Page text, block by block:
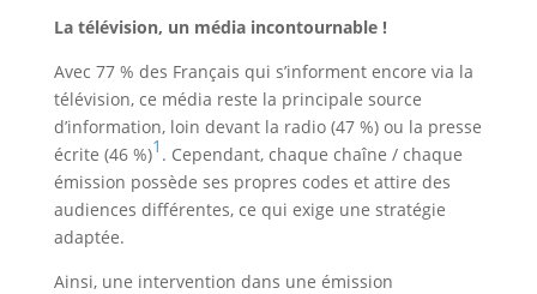
La télévision, un média incontournable !
Avec 77 % des Français qui s’informent encore via la
télévision, ce média reste la principale source
d’information, loin devant la radio (47 %) ou la presse
écrite (46 %)1 . Cependant, chaque chaîne / chaque
émission possède ses propres codes et attire des
audiences différentes, ce qui exige une stratégie
adaptée.
Ainsi, une intervention dans une émission